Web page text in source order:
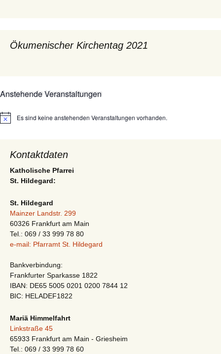
Ökumenischer Kirchentag 2021
Anstehende Veranstaltungen
HinweisEs sind keine anstehenden Veranstaltungen vorhanden.
Kontaktdaten
Katholische Pfarrei
St. Hildegard:
St. Hildegard
Mainzer Landstr. 299
60326 Frankfurt am Main
Tel.: 069 / 33 999 78 80
e-mail: Pfarramt St. Hildegard
Bankverbindung:
Frankfurter Sparkasse 1822
IBAN: DE65 5005 0201 0200 7844 12
BIC: HELADEF1822
Mariä Himmelfahrt
Linkstraße 45
65933 Frankfurt am Main - Griesheim
Tel.: 069 / 33 999 78 60